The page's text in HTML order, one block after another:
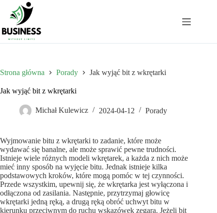
Przejdź
treści
Strona główna Porady Jak wyjąć bit z wkrętarki
Jak wyjąć bit z wkrętarki
Michał Kulewicz 2024-04-12 Porady
Wyjmowanie bitu z wkrętarki to zadanie, które może
wydawać się banalne, ale może sprawić pewne trudności.
Istnieje wiele różnych modeli wkrętarek, a każda z nich może
mieć inny sposób na wyjęcie bitu. Jednak istnieje kilka
podstawowych kroków, które mogą pomóc w tej czynności.
Przede wszystkim, upewnij się, że wkrętarka jest wyłączona i
odłączona od zasilania. Następnie, przytrzymaj głowicę
wkrętarki jedną ręką, a drugą ręką obróć uchwyt bitu w
kierunku przeciwnym do ruchu wskazówek zegara. Jeżeli bit